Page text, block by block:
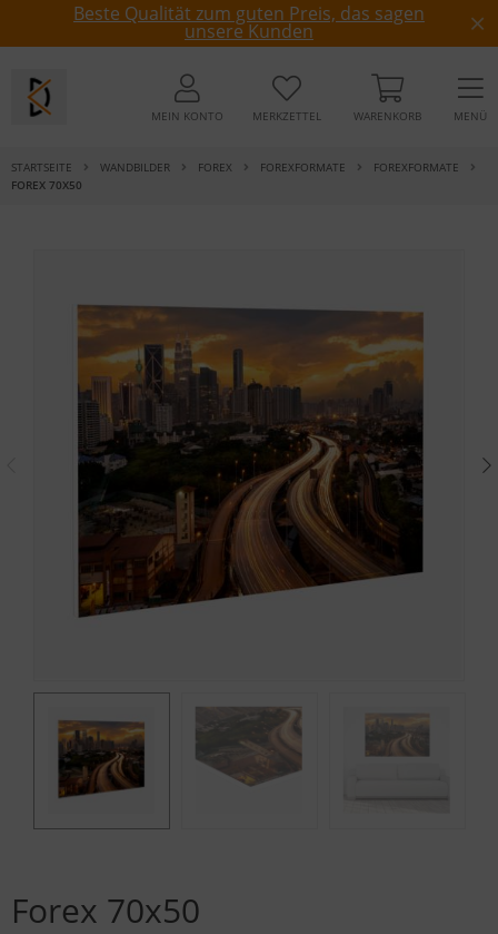
Beste Qualität zum guten Preis, das sagen
unsere Kunden
MEIN KONTO MERKZETTEL WARENKORB MENÜ
STARTSEITE WANDBILDER FOREX FOREXFORMATE
FOREXFORMATE
FOREX 70X50
Forex 70x50